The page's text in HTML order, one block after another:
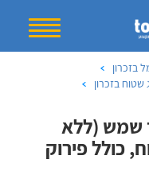
בזכרון
שטוח בזכרון
שמש (ללא
כולל פירוק